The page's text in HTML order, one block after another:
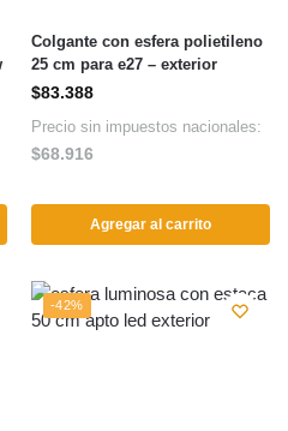
Colgante con esfera polietileno
25 cm para e27 – exterior
$83.388
Precio sin impuestos nacionales:
$68.916
Agregar al carrito
-42%